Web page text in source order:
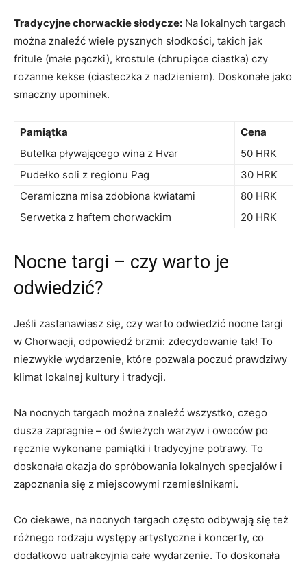
Tradycyjne chorwackie słodycze: ⁤Na lokalnych targach
można znaleźć wiele pysznych słodkości,⁢ takich jak
fritule (małe pączki), krostule (chrupiące ciastka) czy
rozanne kekse⁣ (ciasteczka z nadzieniem).⁣ Doskonałe jako
smaczny upominek.
Pamiątka
Cena
Butelka pływającego wina z Hvar
50 HRK
Pudełko⁤ soli z regionu Pag
30 HRK
Ceramiczna misa zdobiona kwiatami
80 ‍HRK
Serwetka ‌z haftem chorwackim
20 HRK
Nocne⁢ targi – czy warto je
odwiedzić?
Jeśli zastanawiasz​ się, czy warto odwiedzić ⁤nocne targi
w Chorwacji, odpowiedź brzmi: zdecydowanie tak! To
niezwykłe wydarzenie,⁣ które ⁣pozwala poczuć prawdziwy
klimat⁤ lokalnej kultury i ⁢tradycji.
Na nocnych targach można znaleźć wszystko, czego
dusza zapragnie – od świeżych warzyw‌ i owoców po
ręcznie wykonane pamiątki i tradycyjne⁤ potrawy. ​To
doskonała okazja do spróbowania lokalnych specjałów i
zapoznania się z miejscowymi rzemieślnikami.
Co ciekawe,‌ na nocnych targach często odbywają się też
‍różnego rodzaju występy​ artystyczne i koncerty, co
dodatkowo uatrakcyjnia⁣ całe ‍wydarzenie. ⁣To doskonała